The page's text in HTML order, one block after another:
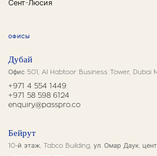
Сент-Люсия
ОФИСЫ
Дубай
Офис 501, Al Habtoor Business Tower, Dubai
+971 4 554 1449
+971 58 598 6124
enquiry@passpro.co
Бейрут
10-й этаж, Tabco Building, ул. Омар Даук,